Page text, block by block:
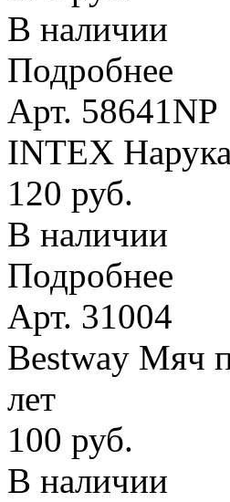
В наличии
Подробнее
Арт. 58641NP
INTEX
120 руб.
В наличии
Подробнее
Арт. 31004
Bestway Мяч
лет
100 руб.
В наличии